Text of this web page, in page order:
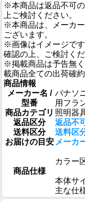
※本商品は返品不可
上ご検討ください。
※本商品は、メーカ
ございます。
※画像はイメージで
確認の上、ご検討くだ
※掲載商品は予告無
載商品全ての出荷確
商品情報
メーカー名 /
型番
パナソ
用フラ
商品カテゴリ 照明器
返品区分
返品不
送料区分
送料区
お届けの目安 メーカ
商品仕様
カラー
本体サ
主な仕